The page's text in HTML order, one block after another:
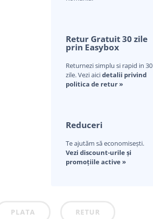
Retur Gratuit 30 zile
prin Easybox
Returnezi simplu si rapid in 30
zile. Vezi aicidetalii privind
politica de retur »
Reduceri
Te ajutăm să economisești.
Vezi discount-urile și
promoțiile active »
PLATA RETUR